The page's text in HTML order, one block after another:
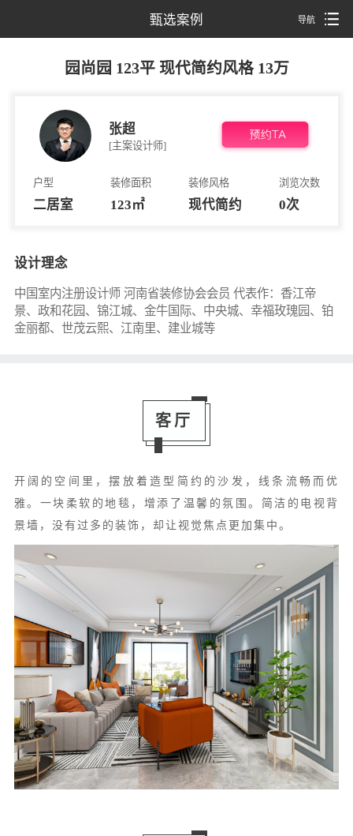
甄选案例 导航
园尚园 123平 现代简约风格 13万
张超
[主案设计师]
户型
二居室
装修面积
123㎡
装修风格
现代简约
浏览次数
0次
设计理念
中国室内注册设计师 河南省装修协会会员 代表作：香江帝
景、政和花园、锦江城、金牛国际、中央城、幸福玫瑰园、铂
金丽都、世茂云熙、江南里、建业城等
客厅
开阔的空间里，摆放着造型简约的沙发，线条流畅而优
雅。一块柔软的地毯，增添了温馨的氛围。简洁的电视背
景墙，没有过多的装饰，却让视觉焦点更加集中。